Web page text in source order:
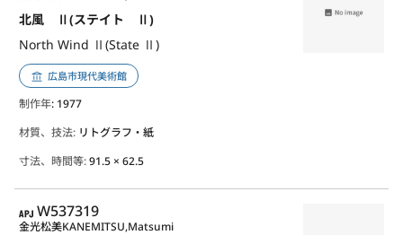
北風 Ⅱ(ステイト Ⅱ)
North Wind Ⅱ(State Ⅱ)
広島市現代美術館
制作年: 1977
材質、技法: リトグラフ・紙
寸法、時間等:91.5 × 62.5
APJ
W537319
金光松美KANEMITSU,Matsumi